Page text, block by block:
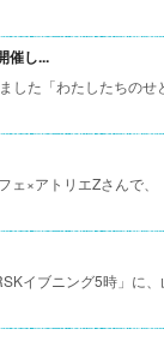
催し...
した「わたしたちの
ェ×アトリエZさんで
イブニング5時」に